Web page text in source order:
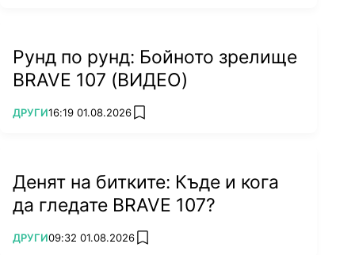
Рунд по рунд: Бойното зрелище
BRAVE 107 (ВИДЕО)
ПОВЕЧЕ ОТ
ДРУГИ16:19 01.08.2026 add favorites
Денят на битките: Къде и кога
да гледате BRAVE 107?
ПОВЕЧЕ ОТ
ДРУГИ09:32 01.08.2026 add favorites